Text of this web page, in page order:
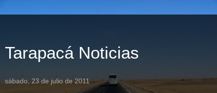
Tarapacá Noticias
sábado, 23 de julio de 2011